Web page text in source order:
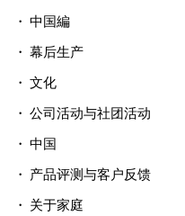
中国編
幕后生产
文化
公司活动与社团活动
中国
产品评测与客户反馈
关于家庭